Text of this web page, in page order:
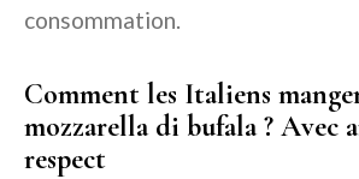
consommation.
Comment les Italiens
mozzarella di bufala ? Avec
respect